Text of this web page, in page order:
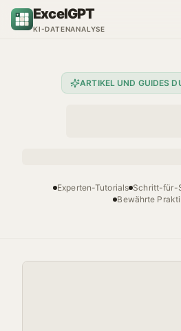
Zum Inhalt springen
ExcelGPT
KI-DATENANALYSE
ARTIKEL UND GUIDES
Experten-Tutorials Schritt-für-
Bewährte